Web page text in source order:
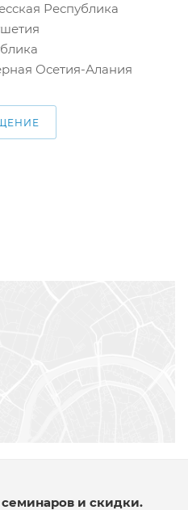
Республика
Осетия-Алания
и скидки.